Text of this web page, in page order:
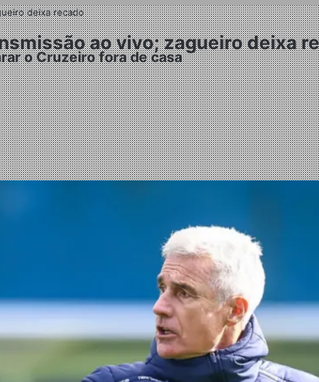
deixa recado
ao vivo; zagueiro deixa
o Cruzeiro fora de casa